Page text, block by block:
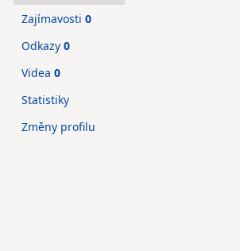
Zajímavosti 0
Odkazy 0
Videa 0
Statistiky
Změny profilu